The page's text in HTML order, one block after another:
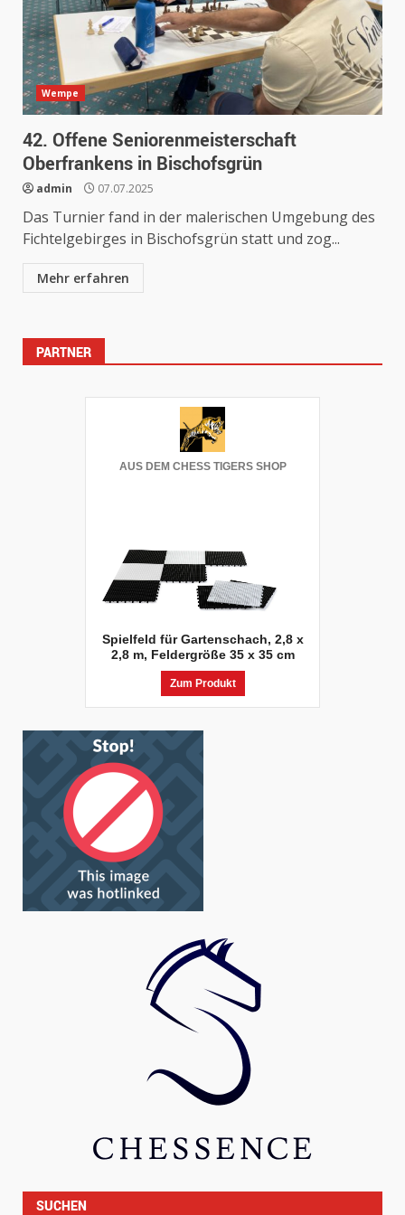
Wempe
42. Offene Seniorenmeisterschaft
Oberfrankens in Bischofsgrün
admin 07.07.2025
Das Turnier fand in der malerischen Umgebung des
Fichtelgebirges in Bischofsgrün statt und zog...
Mehr erfahren
PARTNER
AUS DEM CHESS TIGERS SHOP
Spielfeld für Gartenschach, 2,8 x
2,8 m, Feldergröße 35 x 35 cm
Zum Produkt
SUCHEN